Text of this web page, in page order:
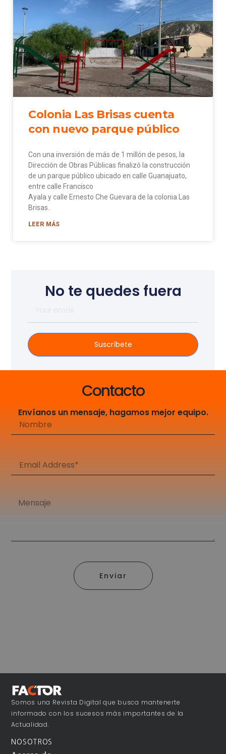
Colonia Las Brisas cuenta
con nuevo parque público
Con una inversión de más de 1 millón de pesos, la
Dirección de Obras Públicas finalizó la construcción
de un parque público ubicado en calle Guanajuato,
entre calle Francisco
Ayala y calle Ernesto Che Guevara de la colonia Las
Brisas.
LEER MÁS
No te quedes fuera
Suscríbete
Contacto
Envíanos un mensaje, hagamos mejor equipo.
Enviar
Somos una Revista Digital que busca mantenerte
informado con los sucesos más importantes de la
Actualidad.
NOSOTROS